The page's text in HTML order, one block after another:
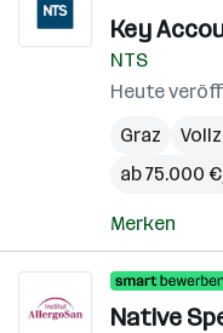
Key
NTS
Heute
Graz
ab 75.000
Merken
Native